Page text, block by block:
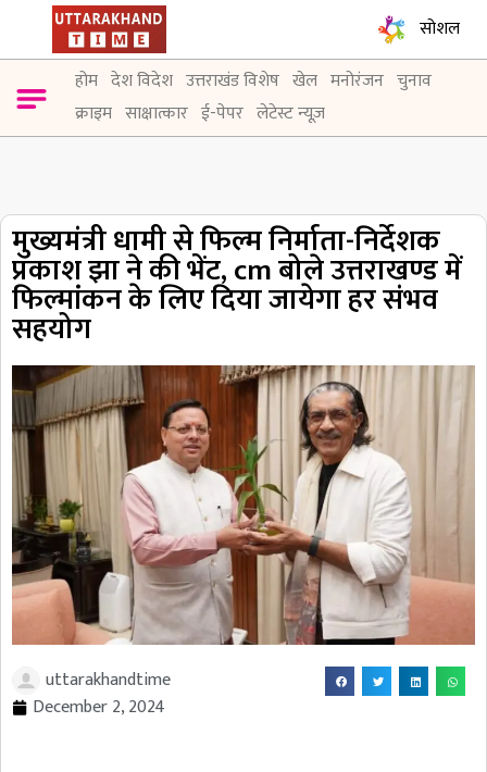
सोशल
होम देश विदेश उत्तराखंड विशेष खेल मनोरंजन चुनाव
क्राइम साक्षात्कार ई-पेपर लेटेस्ट न्यूज़
मुख्यमंत्री धामी से फिल्म निर्माता-निर्देशक
प्रकाश झा ने की भेंट, cm बोले उत्तराखण्ड में
फिल्मांकन के लिए दिया जायेगा हर संभव
सहयोग
uttarakhandtime
December 2, 2024